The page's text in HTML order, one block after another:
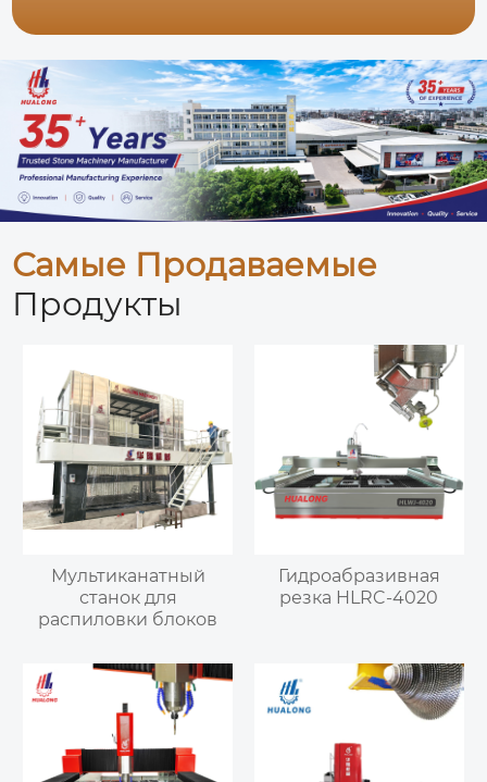
Самые Продаваемые
Продукты
Мультиканатный
станок для
распиловки блоков
Гидроабразивная
резка HLRC-4020